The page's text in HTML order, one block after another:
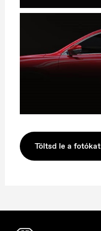
Töltsd le a fotókat